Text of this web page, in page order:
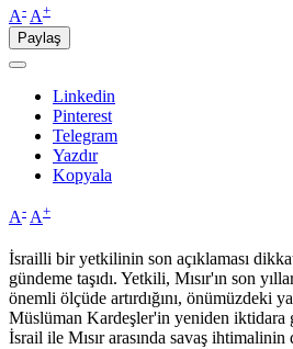
A- A+
Paylaş
Linkedin
Pinterest
Telegram
Yazdır
Kopyala
A- A+
İsrailli bir yetkilinin son açıklaması
gündeme taşıdı. Yetkili, Mısır'ın son
önemli ölçüde artırdığını, önümüzdeki
Müslüman Kardeşler'in yeniden iktidara
İsrail ile Mısır arasında savaş